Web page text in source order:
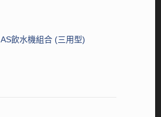
AS飲水機組合 (三用型)